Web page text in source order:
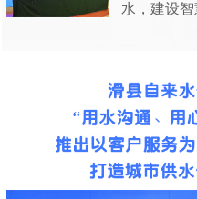
水，建设